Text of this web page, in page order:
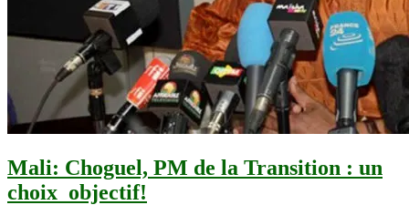
Mali: Choguel, PM de la Transition : un
choix objectif!